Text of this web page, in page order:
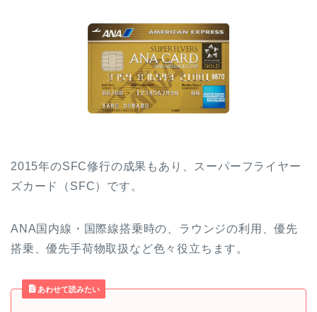
2015年のSFC修行の成果もあり、スーパーフライヤー
ズカード（SFC）です。
ANA国内線・国際線搭乗時の、ラウンジの利用、優先
搭乗、優先手荷物取扱など色々役立ちます。
あわせて読みたい